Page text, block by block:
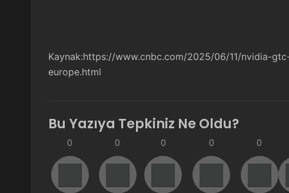
Kaynak:https://www.cnbc.com/2025/06/11/nvidia-
europe.html
Bu Yazıya Tepkiniz Ne Oldu?
0 0 0 0 0